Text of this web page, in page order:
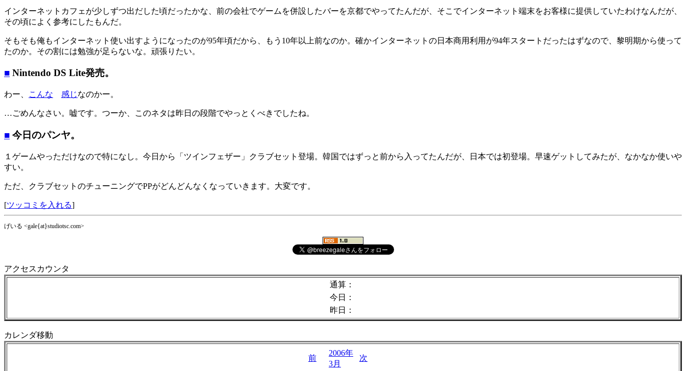
インターネットカフェが少しずつ出だした頃だったかな、前の会社でゲームを併設したバーを京都でやってたんだが、そこでインターネット端末をお客様に提供していたわけなんだが、
その頃によく参考にしたもんだ。
そもそも俺もインターネット使い出すようになったのが95年頃だから、もう10年以上前なのか。確かインターネットの日本商用利用が94年スタートだったはずなので、黎明期から使って
たのか。その割には勉強が足らないな。頑張りたい。
■ Nintendo DS Lite発売。
わー、 こんな 感じなのかー。
…ごめんなさい。嘘です。つーか、このネタは昨日の段階でやっとくべきでしたね。
■ 今日のパンヤ。
１ゲームやっただけなので特になし。今日から「ツインフェザー」クラブセット登場。韓国ではずっと前から入ってたんだが、日本では初登場。早速ゲットしてみたが、なかなか使いや
すい。
ただ、クラブセットのチューニングでPPがどんどんなくなっていきます。大変です。
[ツッコミを入れる]
げいる <gale{at}studiotsc.com>
アクセスカウンタ
通算：
今日：
昨日：
カレンダ移動
前
2006年
3月
次